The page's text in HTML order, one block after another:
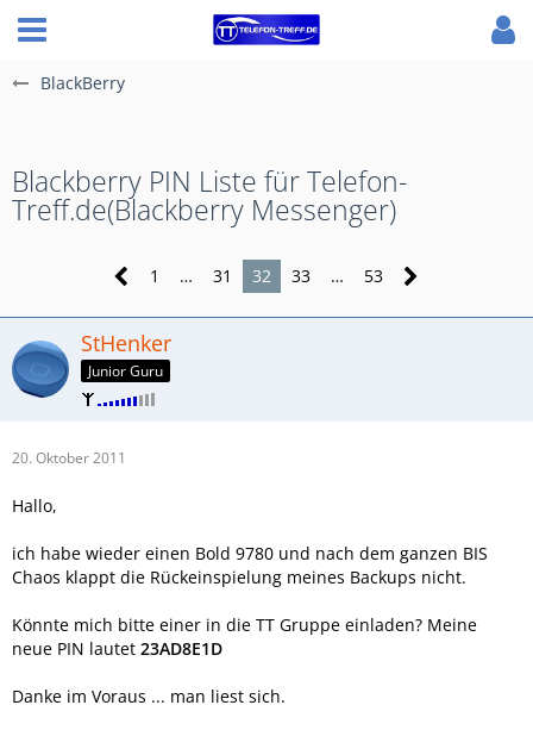
BlackBerry
Blackberry PIN Liste für Telefon-
Treff.de(Blackberry Messenger)
1 … 31 32 33 … 53
StHenker
Junior Guru
20. Oktober 2011
Hallo,
ich habe wieder einen Bold 9780 und nach dem ganzen BIS
Chaos klappt die Rückeinspielung meines Backups nicht.
Könnte mich bitte einer in die TT Gruppe einladen? Meine
neue PIN lautet 23AD8E1D
Danke im Voraus ... man liest sich.